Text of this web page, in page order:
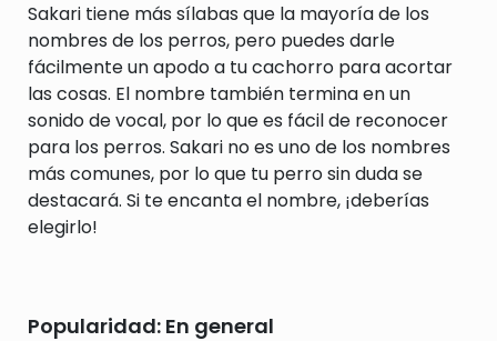
Sakari tiene más sílabas que la mayoría de los
nombres de los perros, pero puedes darle
fácilmente un apodo a tu cachorro para acortar
las cosas. El nombre también termina en un
sonido de vocal, por lo que es fácil de reconocer
para los perros. Sakari no es uno de los nombres
más comunes, por lo que tu perro sin duda se
destacará. Si te encanta el nombre, ¡deberías
elegirlo!
Popularidad: En general